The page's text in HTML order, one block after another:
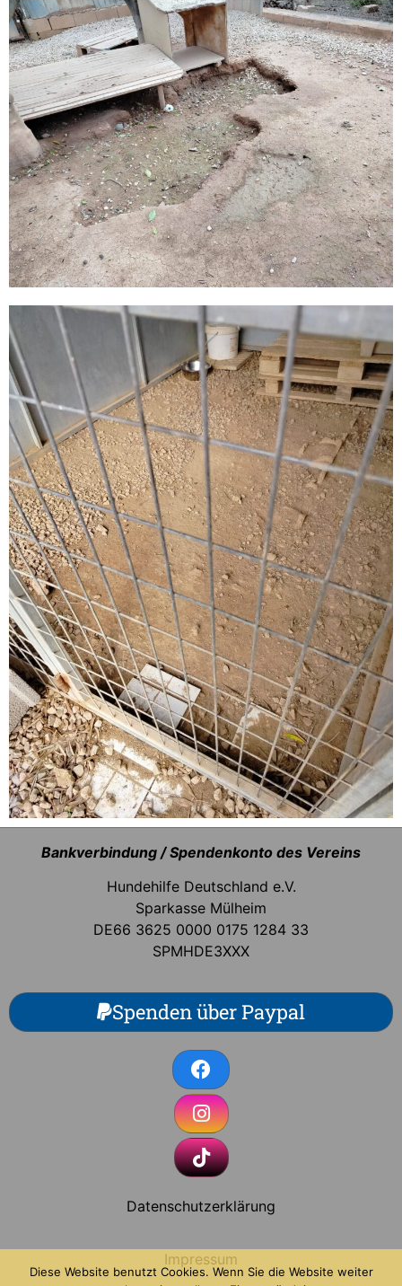
Bankverbindung / Spendenkonto des Vereins
Hundehilfe Deutschland e.V.
Sparkasse Mülheim
DE66 3625 0000 0175 1284 33
SPMHDE3XXX
Spenden über Paypal
Datenschutzerklärung
Impressum
Diese Website benutzt Cookies. Wenn Sie die Website weiter